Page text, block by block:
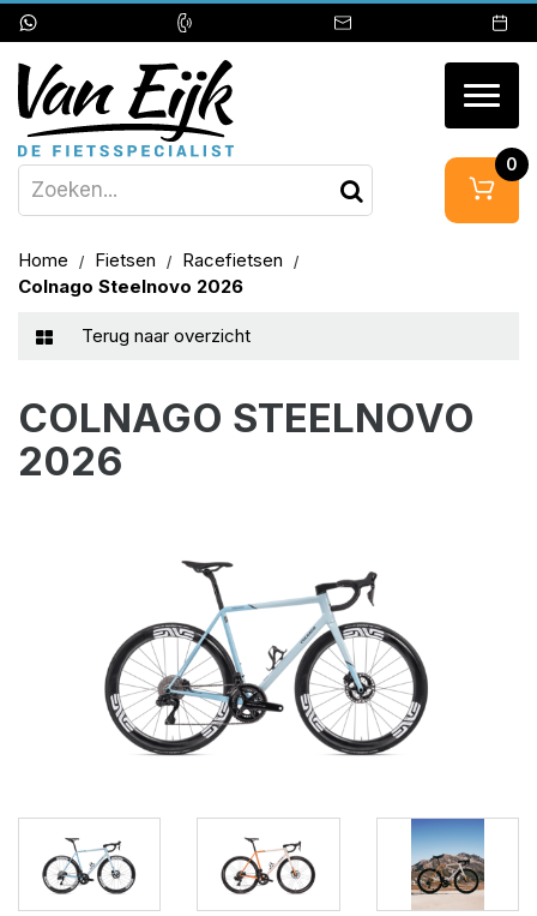
0
Home Fietsen
Racefietsen
Colnago Steelnovo 2026
Terug naar overzicht
COLNAGO STEELNOVO
2026